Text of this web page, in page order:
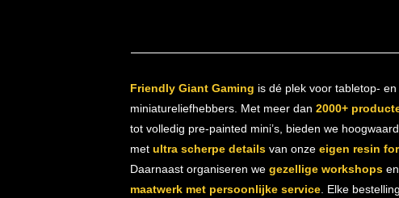
Friendly Giant Gaming is dé plek voor tabletop- en
miniatureliefhebbers. Met meer dan 2000+
tot volledig pre-painted mini’s, bieden we
met ultra scherpe detailsvan onze eigen resin
Daarnaast organiseren we gezellige workshopsen
maatwerk met persoonlijke service. Elke